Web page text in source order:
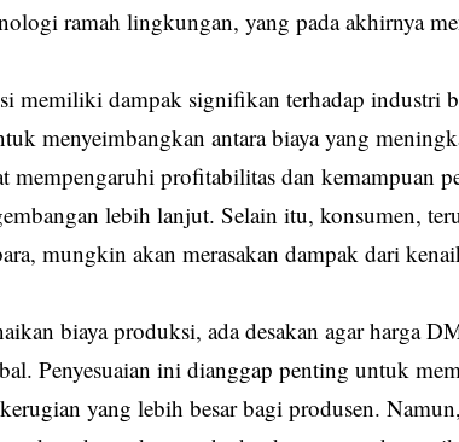
ramah lingkungan, yang pada akhirnya
memiliki dampak signifikan terhadap industri
menyeimbangkan antara biaya yang
profitabilitas dan kemampuan
lebih lanjut. Selain itu, konsumen,
mungkin akan merasakan dampak dari
biaya produksi, ada desakan agar harga
Penyesuaian ini dianggap penting untuk
yang lebih besar bagi produsen.